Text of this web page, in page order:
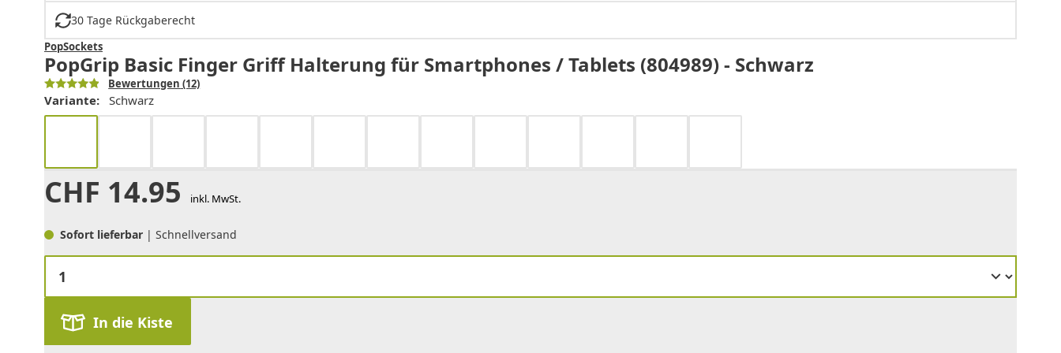
30 Tage Rückgaberecht
PopSockets
PopGrip Basic Finger Griff Halterung für Smartphones / Tablets (804989) - Schwarz
Bewertungen (12)
Variante: Schwarz
CHF 14.95 inkl. MwSt.
Sofort lieferbar | Schnellversand
In die Kiste